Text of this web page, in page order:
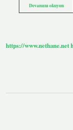
Devamını okuyun
Ne
https://www.nethane.net